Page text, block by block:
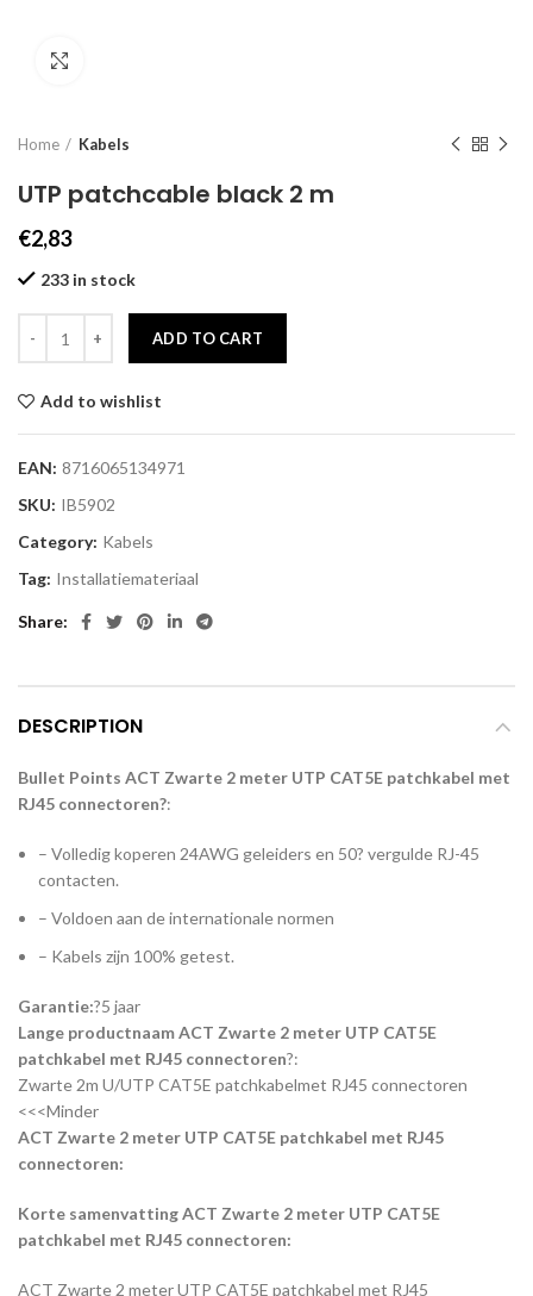
Home Kabels
UTP patchcable black 2 m
€2,83
233 in stock
ADD TO CART
Add to wishlist
EAN: 8716065134971
SKU: IB5902
Category: Kabels
Tag: Installatiemateriaal
Share
DESCRIPTION
Bullet Points ACT Zwarte 2 meter UTP CAT5E patchkabel met
RJ45 connectoren?:
– Volledig koperen 24AWG geleiders en 50? vergulde RJ-45
contacten.
– Voldoen aan de internationale normen
– Kabels zijn 100% getest.
Garantie:?5 jaar
Lange productnaam ACT Zwarte 2 meter UTP CAT5E
patchkabel met RJ45 connectoren?:
Zwarte 2m U/UTP CAT5E patchkabelmet RJ45 connectoren
<<<Minder
ACT Zwarte 2 meter UTP CAT5E patchkabel met RJ45
connectoren:
Korte samenvatting ACT Zwarte 2 meter UTP CAT5E
patchkabel met RJ45 connectoren:
ACT Zwarte 2 meter UTP CAT5E patchkabel met RJ45